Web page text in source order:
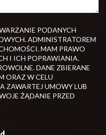
PODANYCH
ADMINISTRATOREM
MAM PRAWO
I ICH POPRAWIANIA.
DANE ZBIERANE
ORAZ W CELU
ZAWARTEJ UMOWY LUB
ŻĄDANIE PRZED